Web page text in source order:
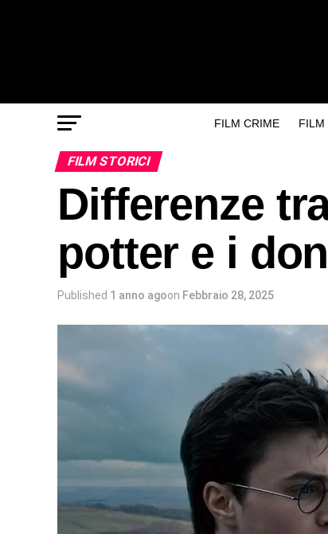
FILM CRIME FILM
FILM STORICI
Differenze
potter e i
Published 1 anno agoon Febbraio 28, 2025